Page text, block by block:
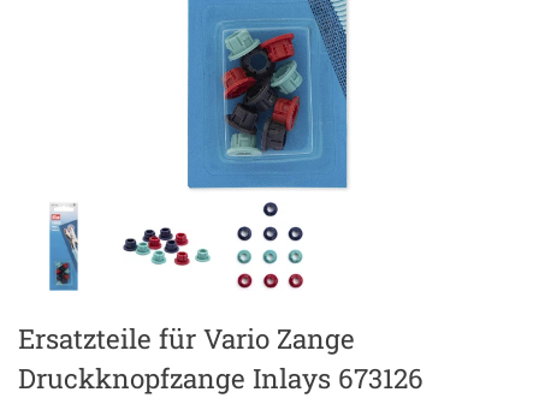
Ersatzteile für Vario Zange
Druckknopfzange Inlays 673126